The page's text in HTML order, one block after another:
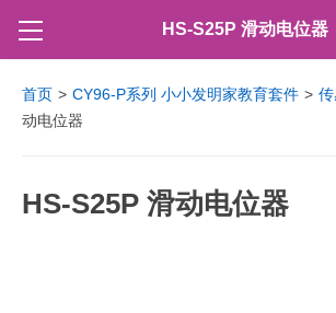
HS-S25P 滑动电位器
首页 > CY96-P系列 小小发明家教育套件 >
动电位器
HS-S25P 滑动电位器